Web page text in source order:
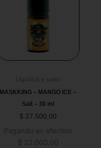
Liquidos y sales
MASKKING – MANGO ICE –
Salt – 30 ml
$ 27.500,00
Pagando en efectivo
$ 22.000,00
múltiples
variantes.
Las
opciones
pueden
elegir
en
la
de